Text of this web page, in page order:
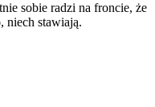
sobie radzi na froncie, że
niech stawiają.